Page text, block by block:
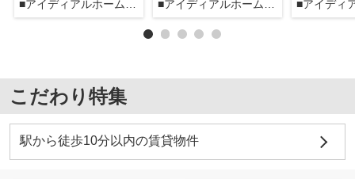
こだわり特集
駅から徒歩10分以内の賃貸物件